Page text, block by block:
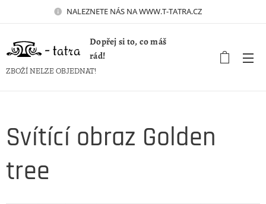
NALEZNETE NÁS NA WWW.T-TATRA.CZ 🚀
Dopřej si to, co máš
rád!
ZBOŽÍ NELZE OBJEDNAT!
Svítící obraz Golden
tree